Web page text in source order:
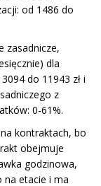
od 1486 do
zasadnicze,
dla
do 11943 zł i
z
0-61%.
kontraktach, bo
obejmuje
godzinowa,
na etacie i ma